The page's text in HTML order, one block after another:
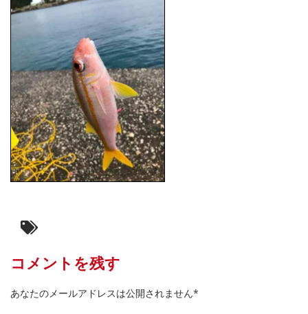
コメントを残す
あなたのメールアドレスは公開されません*